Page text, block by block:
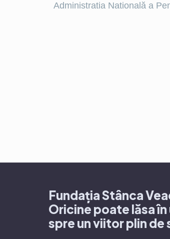
Administratia Natională a
Fundația Stânca
Oricine poate lăsa
spre un viitor plin